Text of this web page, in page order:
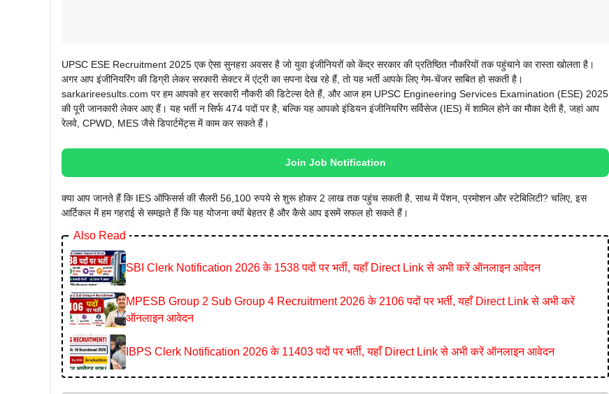
UPSC ESE Recruitment 2025 एक ऐसा सुनहरा अवसर है जो युवा इंजीनियरों को केंद्र सरकार की प्रतिष्ठित नौकरियों तक पहुंचाने का रास्ता खोलता है।
अगर आप इंजीनियरिंग की डिग्री लेकर सरकारी सेक्टर में एंट्री का सपना देख रहे हैं, तो यह भर्ती आपके लिए गेम-चेंजर साबित हो सकती है।
sarkarireesults.com पर हम आपको हर सरकारी नौकरी की डिटेल्स देते हैं, और आज हम UPSC Engineering Services Examination (ESE) 2025
की पूरी जानकारी लेकर आए हैं। यह भर्ती न सिर्फ 474 पदों पर है, बल्कि यह आपको इंडियन इंजीनियरिंग सर्विसेज (IES) में शामिल होने का मौका देती है, जहां आप
रेलवे, CPWD, MES जैसे डिपार्टमेंट्स में काम कर सकते हैं।
Join Job Notification
क्या आप जानते हैं कि IES ऑफिसर्स की सैलरी 56,100 रुपये से शुरू होकर 2 लाख तक पहुंच सकती है, साथ में पेंशन, प्रमोशन और स्टेबिलिटी? चलिए, इस
आर्टिकल में हम गहराई से समझते हैं कि यह योजना क्यों बेहतर है और कैसे आप इसमें सफल हो सकते हैं।
Also Read
SBI Clerk Notification 2026 के 1538 पदों पर भर्ती, यहाँ Direct Link से अभी करें ऑनलाइन आवेदन
MPESB Group 2 Sub Group 4 Recruitment 2026 के 2106 पदों पर भर्ती, यहाँ Direct Link से अभी करें
ऑनलाइन आवेदन
IBPS Clerk Notification 2026 के 11403 पदों पर भर्ती, यहाँ Direct Link से अभी करें ऑनलाइन आवेदन